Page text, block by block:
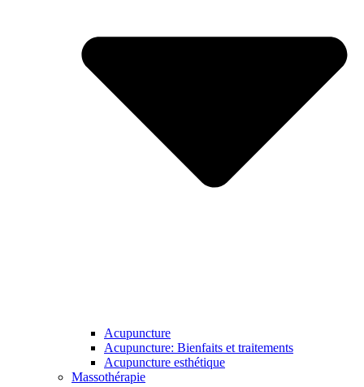
Acupuncture
Acupuncture: Bienfaits et traitements
Acupuncture esthétique
Massothérapie